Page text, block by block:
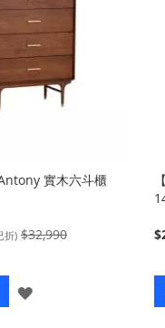
實木六斗櫃
折) $32,990
登